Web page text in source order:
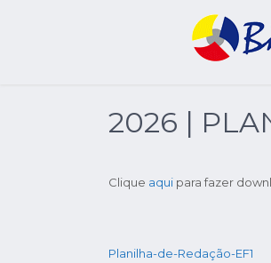
2026 |
Clique aqui para fazer
Planilha-de-Redação-EF1